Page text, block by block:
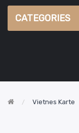
CATEGORIES
Vietnes Karte